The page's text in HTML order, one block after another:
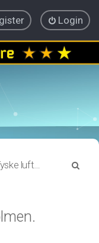
Login
Tyske luftvernbatterier